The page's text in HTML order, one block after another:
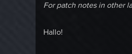
For patch notes in other
Hallo!